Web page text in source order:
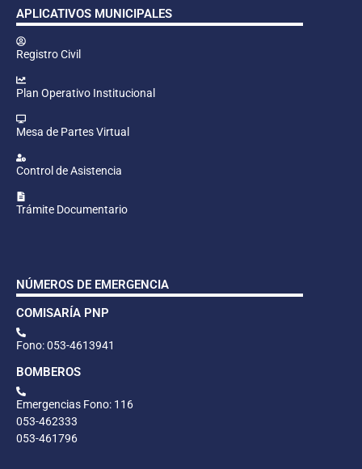
APLICATIVOS MUNICIPALES
Registro Civil
Plan Operativo Institucional
Mesa de Partes Virtual
Control de Asistencia
Trámite Documentario
NÚMEROS DE EMERGENCIA
COMISARÍA PNP
Fono: 053-4613941
BOMBEROS
Emergencias Fono: 116
053-462333
053-461796